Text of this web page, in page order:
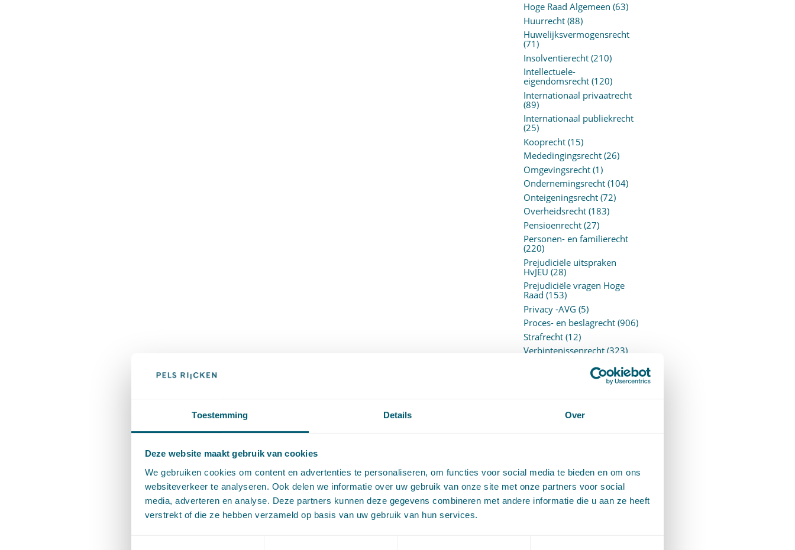
Toestemming Details Over
Deze website maakt gebruik van cookies
We gebruiken cookies om content en advertenties te personaliseren, om functies voor social media te bieden en om ons
websiteverkeer te analyseren. Ook delen we informatie over uw gebruik van onze site met onze partners voor social
media, adverteren en analyse. Deze partners kunnen deze gegevens combineren met andere informatie die u aan ze heeft
verstrekt of die ze hebben verzameld op basis van uw gebruik van hun services.
Hoge Raad Algemeen (63)
Huurrecht(88)
Huwelijksvermogensrecht
(71)
Insolventierecht(210)
Intellectuele-
eigendomsrecht(120)
Internationaal privaatrecht
(89)
Internationaal publiekrecht
(25)
Kooprecht(15)
Mededingingsrecht(26)
Omgevingsrecht(1)
Ondernemingsrecht(104)
Onteigeningsrecht(72)
Overheidsrecht(183)
Pensioenrecht(27)
Personen- en familierecht
(220)
Prejudiciële uitspraken
HvJEU (28)
Prejudiciële vragen Hoge
Raad (153)
Privacy -AVG (5)
Proces- en beslagrecht(906)
Strafrecht(12)
Verbintenissenrecht(323)
Vermogensrecht algemeen
Wetgeving
ARCHIEF